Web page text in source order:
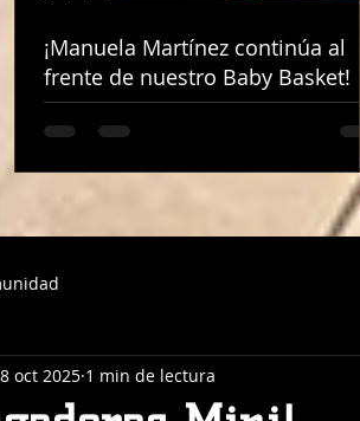
¡Manuela Martínez continúa al
frente de nuestro Baby Basket!
¡Manuela Martínez continúa al
frente de nuestro Baby Basket!
8 oct 2025 1 min de lectura